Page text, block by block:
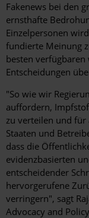
Fakenews bei den
ernsthafte
Einzelpersonen
fundierte Meinung
besten verfügbaren
Entscheidungen
"So wie wir
auffordern,
zu verteilen und für
Staaten und
dass die
evidenzbasierten
entscheidender
hervorgerufene
verringern", sagt
Advocacy and